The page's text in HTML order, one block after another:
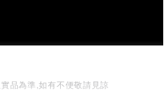
品為準,如有不便敬請見諒